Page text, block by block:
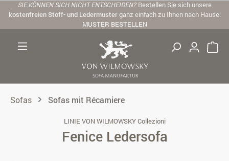
Zum Hauptinhalt springen
SIE KÖNNEN SICH NICHT ENTSCHEIDEN? Bestellen Sie sich unsere
kostenfreien Stoff- und Ledermusterganz einfach zu Ihnen nach Hause.
MUSTER BESTELLEN
Sofas Sofas mit Récamiere
LINIE VON WILMOWSKY Collezioni
Fenice Ledersofa